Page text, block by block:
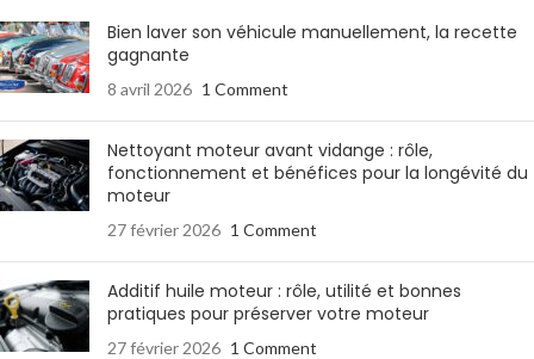
Bien laver son véhicule manuellement, la recette
gagnante
8 avril 2026 1 Comment
Nettoyant moteur avant vidange : rôle,
fonctionnement et bénéfices pour la longévité du
moteur
27 février 2026 1 Comment
Additif huile moteur : rôle, utilité et bonnes
pratiques pour préserver votre moteur
27 février 2026 1 Comment